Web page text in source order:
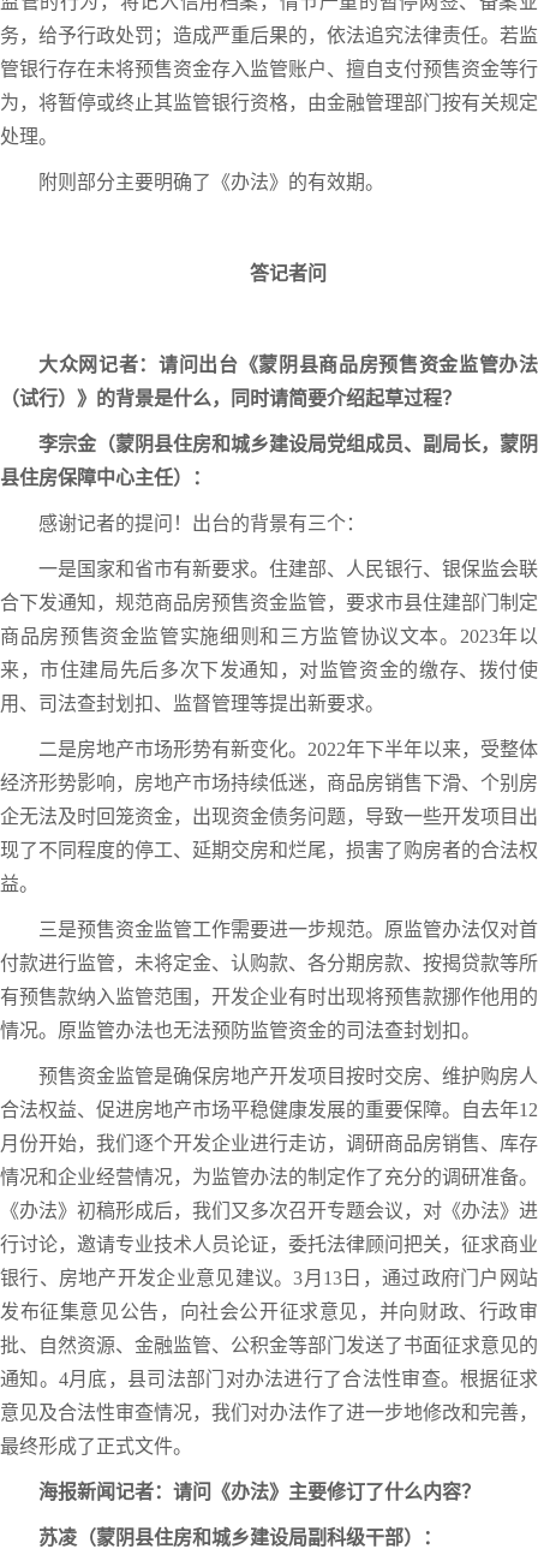
务，给予行政处罚；造成严重后果的，依法追究法律责任。若监
管银行存在未将预售资金存入监管账户、擅自支付预售资金等行
为，将暂停或终止其监管银行资格，由金融管理部门按有关规定
处理。
附则部分主要明确了《办法》的有效期。
答记者问
大众网记者：请问出台《蒙阴县商品房预售资金监管办法
（试行）》的背景是什么，同时请简要介绍起草过程？
李宗金（蒙阴县住房和城乡建设局党组成员、副局长，蒙阴
县住房保障中心主任）：
感谢记者的提问！出台的背景有三个：
一是国家和省市有新要求。住建部、人民银行、银保监会联
合下发通知，规范商品房预售资金监管，要求市县住建部门制定
商品房预售资金监管实施细则和三方监管协议文本。2023年以
来，市住建局先后多次下发通知，对监管资金的缴存、拨付使
用、司法查封划扣、监督管理等提出新要求。
二是房地产市场形势有新变化。2022年下半年以来，受整体
经济形势影响，房地产市场持续低迷，商品房销售下滑、个别房
企无法及时回笼资金，出现资金债务问题，导致一些开发项目出
现了不同程度的停工、延期交房和烂尾，损害了购房者的合法权
益。
三是预售资金监管工作需要进一步规范。原监管办法仅对首
付款进行监管，未将定金、认购款、各分期房款、按揭贷款等所
有预售款纳入监管范围，开发企业有时出现将预售款挪作他用的
情况。原监管办法也无法预防监管资金的司法查封划扣。
预售资金监管是确保房地产开发项目按时交房、维护购房人
合法权益、促进房地产市场平稳健康发展的重要保障。自去年12
月份开始，我们逐个开发企业进行走访，调研商品房销售、库存
情况和企业经营情况，为监管办法的制定作了充分的调研准备。
《办法》初稿形成后，我们又多次召开专题会议，对《办法》进
行讨论，邀请专业技术人员论证，委托法律顾问把关，征求商业
银行、房地产开发企业意见建议。3月13日，通过政府门户网站
发布征集意见公告，向社会公开征求意见，并向财政、行政审
批、自然资源、金融监管、公积金等部门发送了书面征求意见的
通知。4月底，县司法部门对办法进行了合法性审查。根据征求
意见及合法性审查情况，我们对办法作了进一步地修改和完善，
最终形成了正式文件。
海报新闻记者：请问《办法》主要修订了什么内容？
苏凌（蒙阴县住房和城乡建设局副科级干部）：